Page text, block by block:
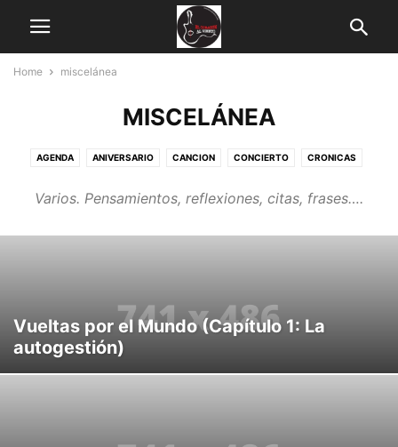
Home miscelánea
MISCELÁNEA
AGENDA ANIVERSARIO CANCION CONCIERTO CRONICAS
MECENAZGO MISCELÁNEA NOTICIAS PELICULA PLAYLIST
Varios. Pensamientos, reflexiones, citas, frases….
Vueltas por el Mundo (Capítulo 1: La
autogestión)